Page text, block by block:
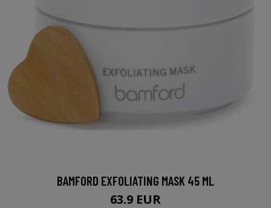
BAMFORD EXFOLIATING MASK 45 ML
63.9 EUR